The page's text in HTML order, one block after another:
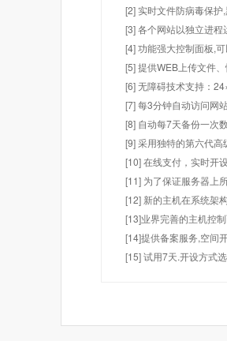
[2] 实时文件防病毒保
[3] 各个网站以独立进
[4] 功能强大控制面板,
[5] 提供WEB上传文件
[6] 无障碍技术支持：
[7] 每3分钟自动访问网
[8] 自动每7天备份一次
[9] 采用独特的第六代
[10] 在线支付，实时开
[11] 为了保证服务器上
[12] 新的主机在系统架
[13]业界完善的主机控
[14]提供备案服务,空间
[15] 试用7天.开设方式